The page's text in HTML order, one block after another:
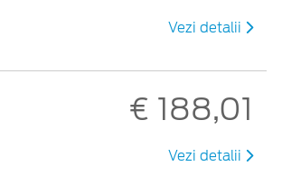
Vezi detalii
€ 188,01
Vezi detalii